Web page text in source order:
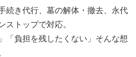
続き代行、墓の解体・撤去、永代
ストップで対応。
「負担を残したくない」そんな想